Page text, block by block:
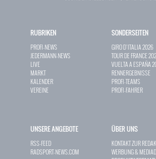
RUBRIKEN
PROFI-NEWS
JEDERMANN-NEWS
LIVE
MARKT
KALENDER
VEREINE
SONDERSEITEN
GIRO D`ITALIA 2026
TOUR DE FRANCE
VUELTA A ESPAÑA
RENNERGEBNISSE
PROFI-TEAMS
PROFI-FAHRER
UNSERE ANGEBOTE
RSS-FEED
RADSPORT-NEWS.COM
ÜBER UNS
KONTAKT ZUR
WERBUNG &